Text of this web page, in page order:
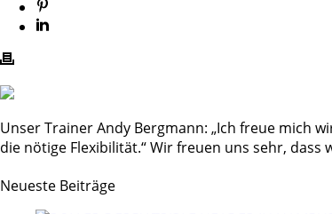
Unser Trainer Andy Bergmann: „Ich freue mich
die nötige Flexibilität.“ Wir freuen uns sehr,
Neueste Beiträge